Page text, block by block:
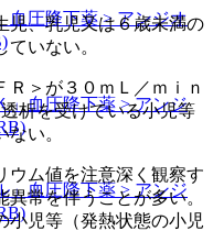
血圧降下薬 > アンジオ
」血圧降下薬 > アンジ
」血圧降下薬 > アンジ
、乳児又は６歳未満の
いない。
＞が３０ｍＬ／ｍｉｎ
析を受けている小児等
い。
ム値を注意深く観察す
常を伴うことが多い。
小児等（発熱状態の小児